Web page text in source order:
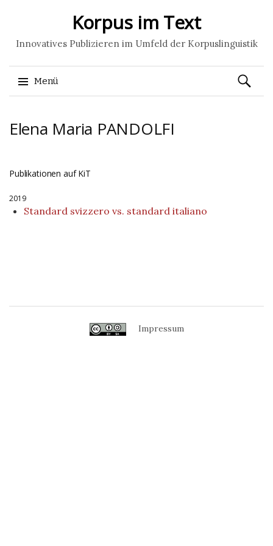
Korpus im Text
Innovatives Publizieren im Umfeld der Korpuslinguistik
Menü
zum
Suchen
nach:
Elena Maria PANDOLFI
Publikationen auf KiT
2019
Standard svizzero vs. standard italiano
Impressum